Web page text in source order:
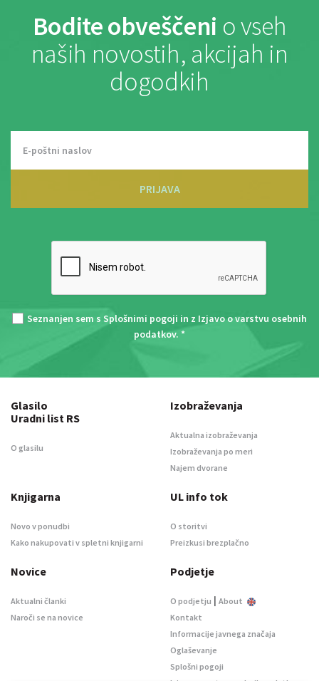
Bodite obveščeni o vseh
naših novostih, akcijah in
dogodkih
PRIJAVA
Seznanjen sem s Splošnimi pogoji in z Izjavo o varstvu osebnih
podatkov. *
Glasilo
Uradni list RS
O glasilu
Izobraževanja
Aktualna izobraževanja
Izobraževanja po meri
Najem dvorane
Knjigarna
Novo v ponudbi
Kako nakupovati v spletni knjigarni
UL info tok
O storitvi
Preizkusi brezplačno
Novice
Aktualni članki
Naroči se na novice
Podjetje
O podjetju
About
Kontakt
Informacije javnega značaja
Oglaševanje
Splošni pogoji